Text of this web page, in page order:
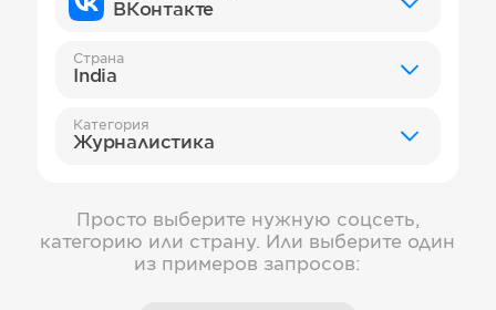
ВКонтакте
Страна
India
Категория
Журналистика
Просто выберите нужную соцсеть,
категорию или страну. Или выберите один
из примеров запросов: